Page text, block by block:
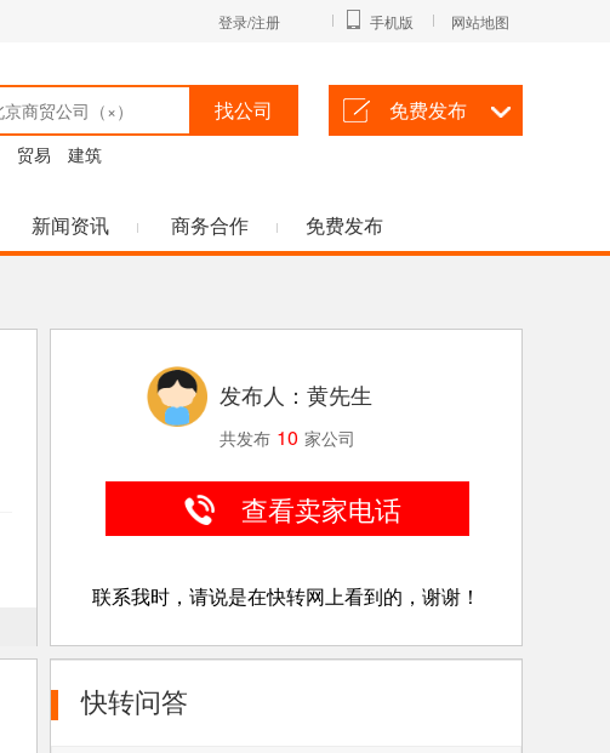
登录/注册 手机版 网站地图
找公司
贸易 建筑
免费发布
新闻资讯 商务合作 免费发布
发布人：黄先生
共发布 10 家公司
查看卖家电话
联系我时，请说是在快转网上看到的，谢谢！
快转问答